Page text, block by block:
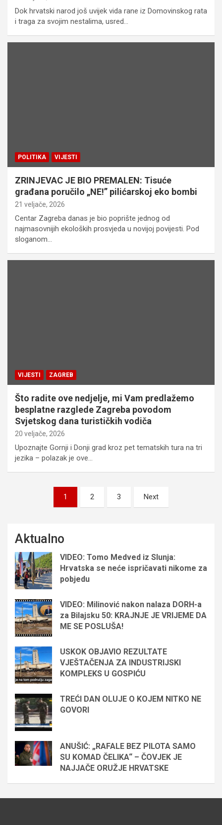
Dok hrvatski narod još uvijek vida rane iz Domovinskog rata
i traga za svojim nestalima, usred…
POLITIKA VIJESTI
ZRINJEVAC JE BIO PREMALEN: Tisuće
građana poručilo „NE!” pilićarskoj eko bombi
21 veljače, 2026
Centar Zagreba danas je bio poprište jednog od
najmasovnijih ekoloških prosvjeda u novijoj povijesti. Pod
sloganom…
VIJESTI ZAGREB
Što radite ove nedjelje, mi Vam predlažemo
besplatne razglede Zagreba povodom
Svjetskog dana turističkih vodiča
20 veljače, 2026
Upoznajte Gornji i Donji grad kroz pet tematskih tura na tri
jezika – polazak je ove…
1 2 3 Next
Aktualno
VIDEO: Tomo Medved iz Slunja:
Hrvatska se neće ispričavati nikome za
pobjedu
VIDEO: Milinović nakon nalaza DORH-a
za Bilajsku 50: KRAJNJE JE VRIJEME DA
ME SE POSLUŠA!
USKOK OBJAVIO REZULTATE
VJEŠTAČENJA ZA INDUSTRIJSKI
KOMPLEKS U GOSPIĆU
TREĆI DAN OLUJE O KOJEM NITKO NE
GOVORI
ANUŠIĆ: „RAFALE BEZ PILOTA SAMO
SU KOMAD ČELIKA“ – ČOVJEK JE
NAJJAČE ORUŽJE HRVATSKE